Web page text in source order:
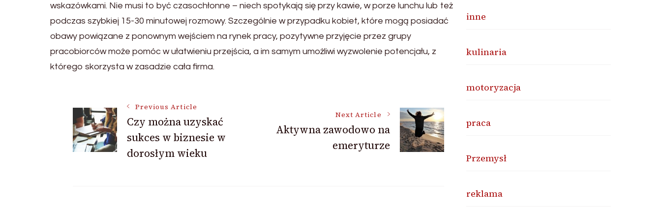
wskazówkami. Nie musi to być czasochłonne – niech spotykają się przy kawie, w porze lunchu lub też
podczas szybkiej 15-30 minutowej rozmowy. Szczególnie w przypadku kobiet, które mogą posiadać
obawy powiązane z ponownym wejściem na rynek pracy, pozytywne przyjęcie przez grupy
pracobiorców może pomóc w ułatwieniu przejścia, a im samym umożliwi wyzwolenie potencjału, z
którego skorzysta w zasadzie cała firma.
Post
Navigation
Previous Article
Czy można uzyskać
sukces w biznesie w
dorosłym wieku
Next Article
Aktywna zawodowo na
emeryturze
inne
kulinaria
motoryzacja
praca
Przemysł
reklama